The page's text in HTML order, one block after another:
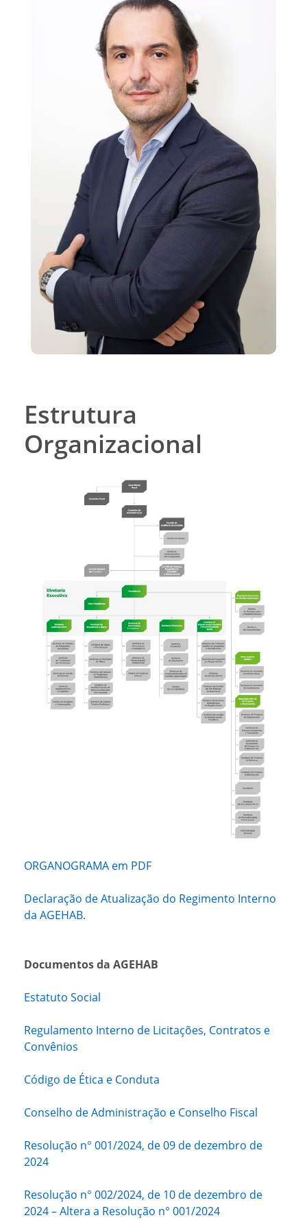
Estrutura
Organizacional
ORGANOGRAMA em PDF
Declaração de Atualização do Regimento Interno
da AGEHAB.
Documentos da AGEHAB
Estatuto Social
Regulamento Interno de Licitações, Contratos e
Convênios
Código de Ética e Conduta
Conselho de Administração e Conselho Fiscal
Resolução n° 001/2024, de 09 de dezembro de
2024
Resolução n° 002/2024, de 10 de dezembro de
2024 – Altera a Resolução n° 001/2024